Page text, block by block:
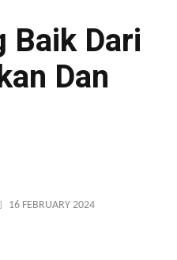
Baik Dari
Dan
16 FEBRUARY 2024